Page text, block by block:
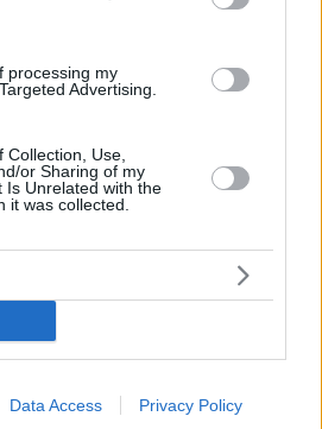
processing my
Advertising.
Use,
or Sharing of my
Is Unrelated with the
it was collected.
Data Access Privacy Policy
billionaire και πιο περιζήτητος
- Ο ρόλος του πρίγκιπα Ουίλιαμ
Βρετανός κάτω των
Ολίβια Χένσον - Απών ο Χάρι,
που διατηρούσε με τον γαμπρό